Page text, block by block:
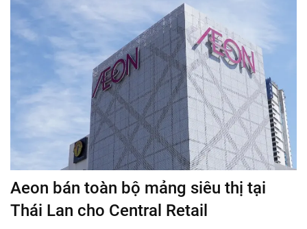
Aeon bán toàn bộ mảng siêu thị tại
Thái Lan cho Central Retail